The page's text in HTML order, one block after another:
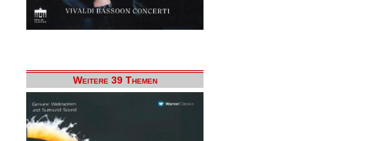
Weitere 39 Themen